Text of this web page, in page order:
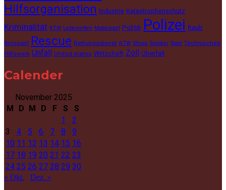
Hilfsorganisation Industrie Katastrophenschutz
Kriminalität KTW Lebenretten Motorsport Politik Polizei Raub
Rennsport Rescue Rettungsdienst RTW Ships Snooker Sport Technisches
Hilfswerk Unfall United states Wirtschaft Zoll Überfall
Calender
November 2025
M
D M D F S
S
1
2
3
4 5 6 7 8
9
10 11 12 13 14 15 16
17 18 19 20 21 22 23
24 25 26 27 28 29 30
« Okt. Dez. »